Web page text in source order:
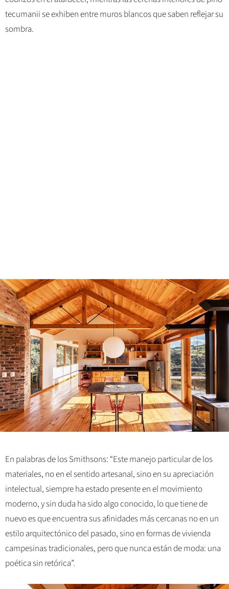
tecumanii se exhiben entre muros blancos que saben reflejar su
sombra.
En palabras de los Smithsons: “Este manejo particular de los
materiales, no en el sentido artesanal, sino en su apreciación
intelectual, siempre ha estado presente en el movimiento
moderno, y sin duda ha sido algo conocido, lo que tiene de
nuevo es que encuentra sus afinidades más cercanas no en un
estilo arquitectónico del pasado, sino en formas de vivienda
campesinas tradicionales, pero que nunca están de moda: una
poética sin retórica”.